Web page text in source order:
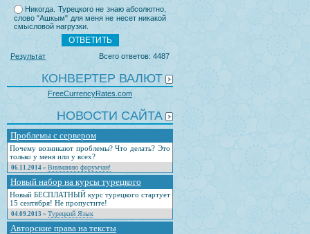
Никогда. Турецкого не знаю абсолютно,
слово "Ашкым" для меня не несет никакой
смысловой нагрузки.
Результат Всего ответов: 4487
КОНВЕРТЕР ВАЛЮТ
FreeCurrencyRates.com
НОВОСТИ САЙТА
Проблемы с сервером
Почему возникают проблемы? Что делать? Это
только у меня или у всех?
06.11.2014 » Вниманию форумчан!
Новый набор на курсы турецкого
Новый БЕСПЛАТНЫЙ курс турецкого стартует
15 сентября! Не пропустите!
04.09.2013 » Турецкий Язык
Авторские права на тексты